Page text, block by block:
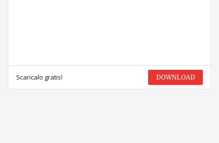
Scaricalo gratis! DOWNLOAD